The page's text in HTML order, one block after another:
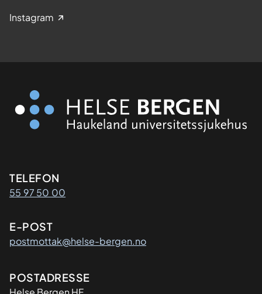
Instagram
Kontaktinformasjon
TELEFON
55 97 50 00
E-POST
postmottak@helse-bergen.no
Adresse
POSTADRESSE